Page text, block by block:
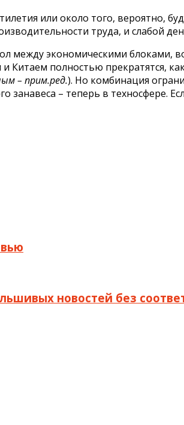
или около того, вероятно,
труда, и слабой
между экономическими блоками,
полностью прекратятся,
– прим.ред.). Но комбинация
занавеса – теперь в техносфере.
новостей без